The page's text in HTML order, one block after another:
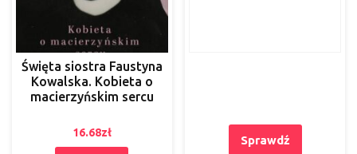
Święta siostra Faustyna
Kowalska. Kobieta o
macierzyńskim sercu
16.68zł
Sprawdź